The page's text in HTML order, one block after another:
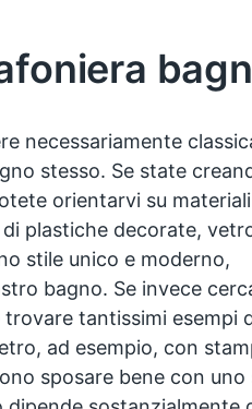
necessariamente
stesso. Se state
orientarvi su materiali
plastiche decorate,
stile unico e moderno,
bagno. Se invece
trovare tantissimi esempi
ad esempio, con
sposare bene con uno